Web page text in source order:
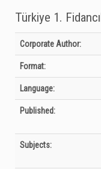
Türkiye 1.
Bibliographic Details
Corporate Author:
Format:
Language:
Published:
Subjects: